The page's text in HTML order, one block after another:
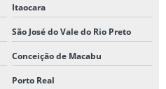
Itaocara
São José do Vale do Rio Preto
Conceição de Macabu
Porto Real